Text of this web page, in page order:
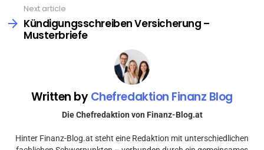
Next article
Kündigungsschreiben Versicherung –
Musterbriefe
Written byChefredaktion Finanz Blog
Die Chefredaktion von Finanz-Blog.at
Hinter Finanz-Blog.at steht eine Redaktion mit unterschiedlichen